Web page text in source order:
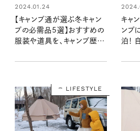
2024.01.24
【キャンプ通が選ぶ冬キャン
プの必需品5選】おすすめの
服装や道具を、キャンプ歴
した
キャ
ンプ
泊！
イ＆
LIFESTYLE